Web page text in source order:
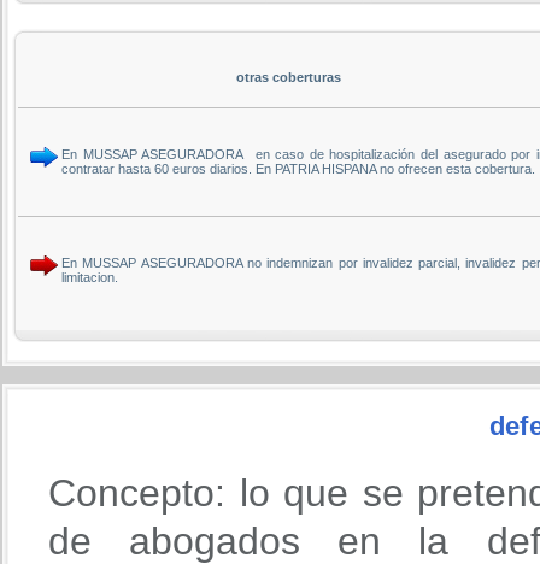
otras coberturas
En MUSSAP ASEGURADORA en caso de hospitalización del asegurado
contratar hasta 60 euros diarios. En PATRIA HISPANA no ofrecen esta cobertura.
En MUSSAP ASEGURADORA no indemnizan por invalidez parcial, invalidez
limitacion.
Concepto: lo que se
de abogados en la